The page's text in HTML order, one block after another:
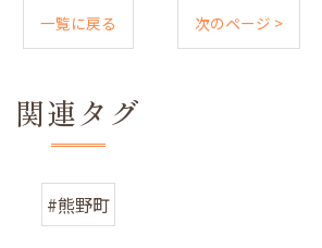
一覧に戻る 次のページ >
関連タグ
#熊野町